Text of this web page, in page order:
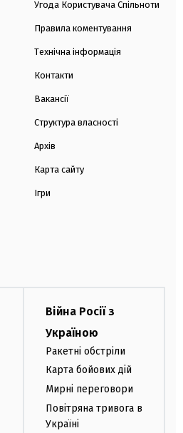
Угода Користувача Спільноти
Правила коментування
Технічна інформація
Контакти
Вакансії
Структура власності
Архів
Карта сайту
Ігри
Війна Росії з
Україною
Ракетні обстріли
Карта бойових дій
Мирні переговори
Повітряна тривога в
Україні